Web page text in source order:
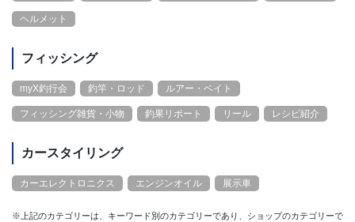
ヘルメット
フィッシング
myX釣行会 釣竿・ロッド ルアー・ベイト
フィッシング雑貨・小物 釣果リポート リール レシピ紹介
カースタイリング
カーエレクトロニクス エンジンオイル 展示車
※上記のカテゴリーは、キーワード別のカテゴリーであり、ショップのカテゴリーで